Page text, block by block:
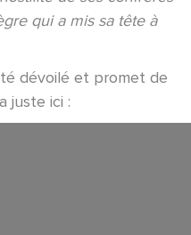
qui a mis sa tête à
dévoilé et promet de
juste ici :